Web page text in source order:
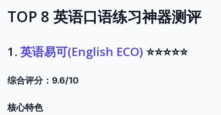
TOP 8 英语口语练习神器测评
1. 英语易可(English ECO) ⭐⭐⭐⭐⭐
综合评分：9.6/10
核心特色